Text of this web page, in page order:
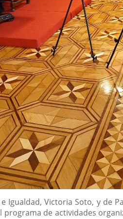
Igualdad, Victoria Soto, y
programa de actividades